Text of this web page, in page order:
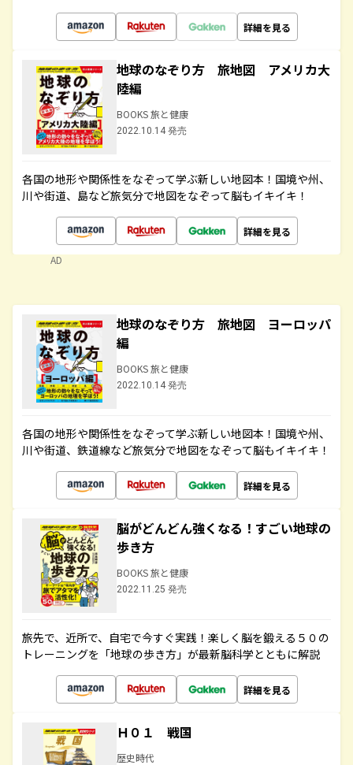
詳細を見る
地球のなぞり方 旅地図 アメリカ大
陸編
BOOKS 旅と健康
2022.10.14 発売
各国の地形や関係性をなぞって学ぶ新しい地図本！国境や州、
川や街道、島など旅気分で地図をなぞって脳もイキイキ！
詳細を見る
AD
地球のなぞり方 旅地図 ヨーロッパ
編
BOOKS 旅と健康
2022.10.14 発売
各国の地形や関係性をなぞって学ぶ新しい地図本！国境や州、
川や街道、鉄道線など旅気分で地図をなぞって脳もイキイキ！
詳細を見る
脳がどんどん強くなる！すごい地球の
歩き方
BOOKS 旅と健康
2022.11.25 発売
旅先で、近所で、自宅で今すぐ実践！楽しく脳を鍛える５０の
トレーニングを「地球の歩き方」が最新脳科学とともに解説
詳細を見る
Ｈ０１ 戦国
歴史時代